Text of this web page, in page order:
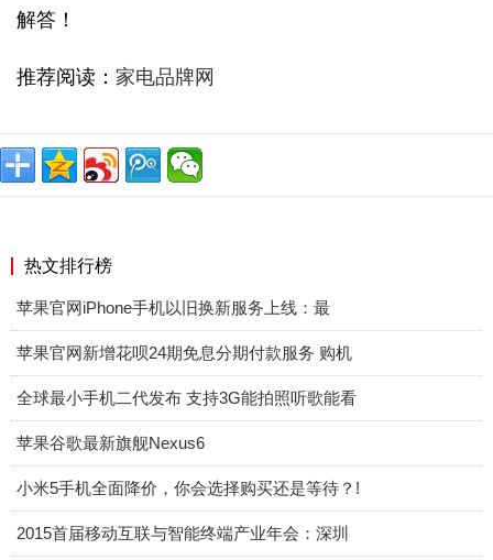
解答！
推荐阅读： 家电品牌网
热文排行榜
苹果官网iPhone手机以旧换新服务上线：最
苹果官网新增花呗24期免息分期付款服务 购机
全球最小手机二代发布 支持3G能拍照听歌能看
苹果谷歌最新旗舰Nexus6
小米5手机全面降价，你会选择购买还是等待？!
2015首届移动互联与智能终端产业年会：深圳